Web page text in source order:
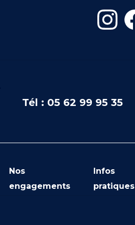
Tél : 05 62 99 95 35
Nos
engagements
Infos
pratiques